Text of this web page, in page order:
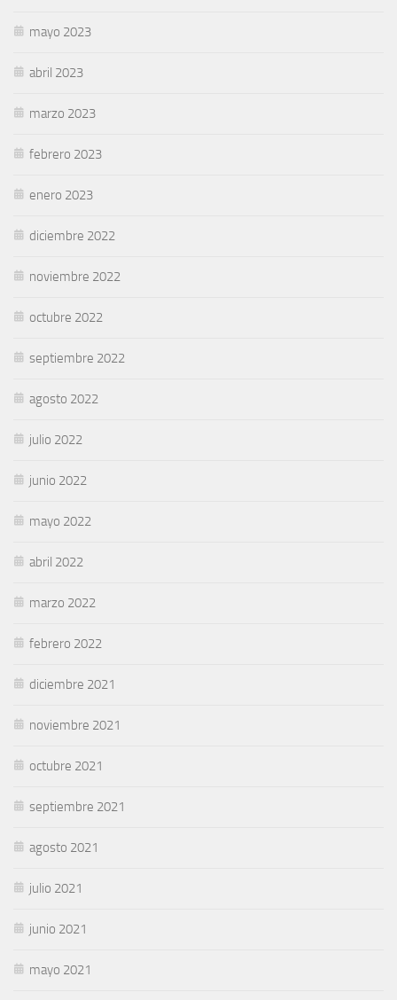
mayo 2023
abril 2023
marzo 2023
febrero 2023
enero 2023
diciembre 2022
noviembre 2022
octubre 2022
septiembre 2022
agosto 2022
julio 2022
junio 2022
mayo 2022
abril 2022
marzo 2022
febrero 2022
diciembre 2021
noviembre 2021
octubre 2021
septiembre 2021
agosto 2021
julio 2021
junio 2021
mayo 2021